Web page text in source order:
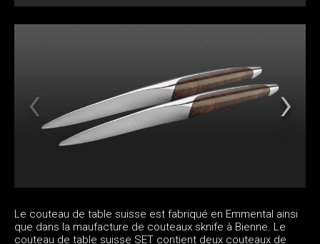
Le couteau de table suisse est fabriqué en Emmental ainsi
que dans la maufacture de couteaux sknife à Bienne. Le
couteau de table suisse SET contient deux couteaux de